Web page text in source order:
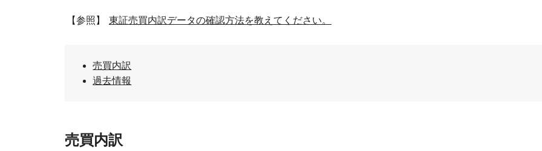
【参照】 東証売買内訳データの確認方法を教えてください。
売買内訳
過去情報
売買内訳